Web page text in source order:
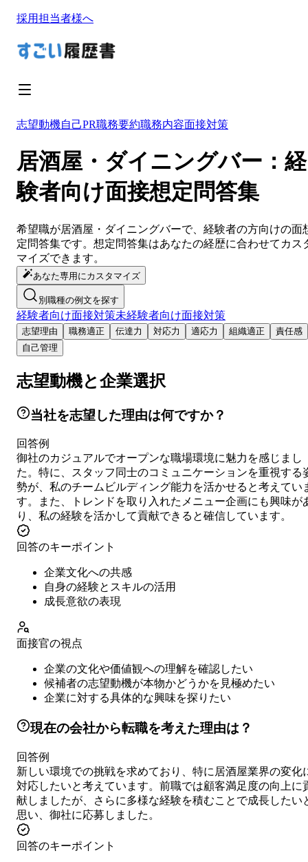
採用担当者様へ
志望動機自己PR職務要約職務内容面接対策
居酒屋・ダイニングバー：経
験者向け面接想定問答集
希望職が居酒屋・ダイニングバーで、経験者の方向けの面
定問答集です。想定問答集はあなたの経歴に合わせてカス
マイズできます。
あなた専用にカスタマイズ
別職種の例文を探す
経験者向け面接対策未経験者向け面接対策
志望理由 職務適正 伝達力 対応力 適応力 組織適正
責任感
自己管理
志望動機と企業選択
当社を志望した理由は何ですか？
回答例
御社のカジュアルでオープンな職場環境に魅力を感じまし
た。特に、スタッフ同士のコミュニケーションを重視する
勢が、私のチームビルディング能力を活かせると考えてい
す。また、トレンドを取り入れたメニュー企画にも興味が
り、私の経験を活かして貢献できると確信しています。
回答のキーポイント
企業文化への共感
自身の経験とスキルの活用
成長意欲の表現
面接官の視点
企業の文化や価値観への理解を確認したい
候補者の志望動機が本物かどうかを見極めたい
企業に対する具体的な興味を探りたい
現在の会社から転職を考えた理由は？
回答例
新しい環境での挑戦を求めており、特に居酒屋業界の変化
対応したいと考えています。前職では顧客満足度の向上に
献しましたが、さらに多様な経験を積むことで成長したい
思い、御社に応募しました。
回答のキーポイント